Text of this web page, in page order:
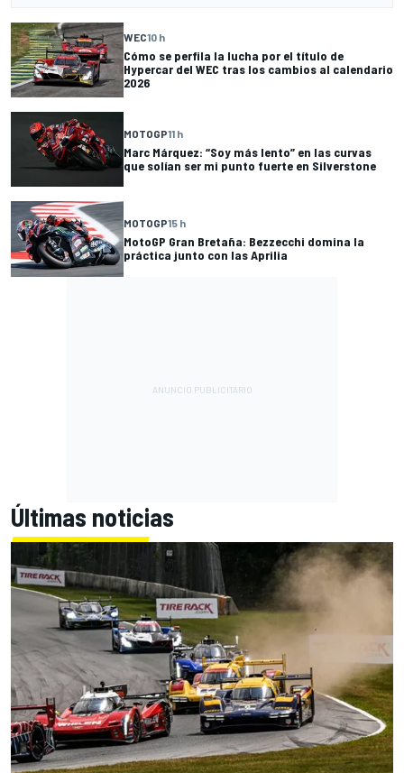
WEC10 h
Cómo se perfila la lucha por el título de
Hypercar del WEC tras los cambios al calendario
2026
MOTOGP11 h
Marc Márquez: “Soy más lento” en las curvas
que solían ser mi punto fuerte en Silverstone
MOTOGP15 h
MotoGP Gran Bretaña: Bezzecchi domina la
práctica junto con las Aprilia
Últimas noticias